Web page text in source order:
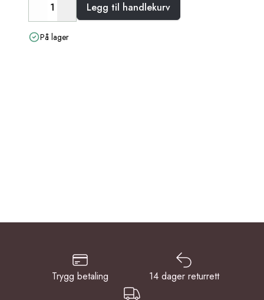
DecreaseIncreaseLegg til handlekurv
På lager
Trygg betaling 14 dager returrett